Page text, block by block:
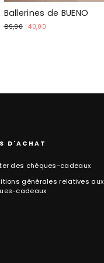
Ballerines de BUENO
Prix
89,90 Prix
40,00
D'ACHAT
des chèques-cadeaux
générales relatives aux
cadeaux